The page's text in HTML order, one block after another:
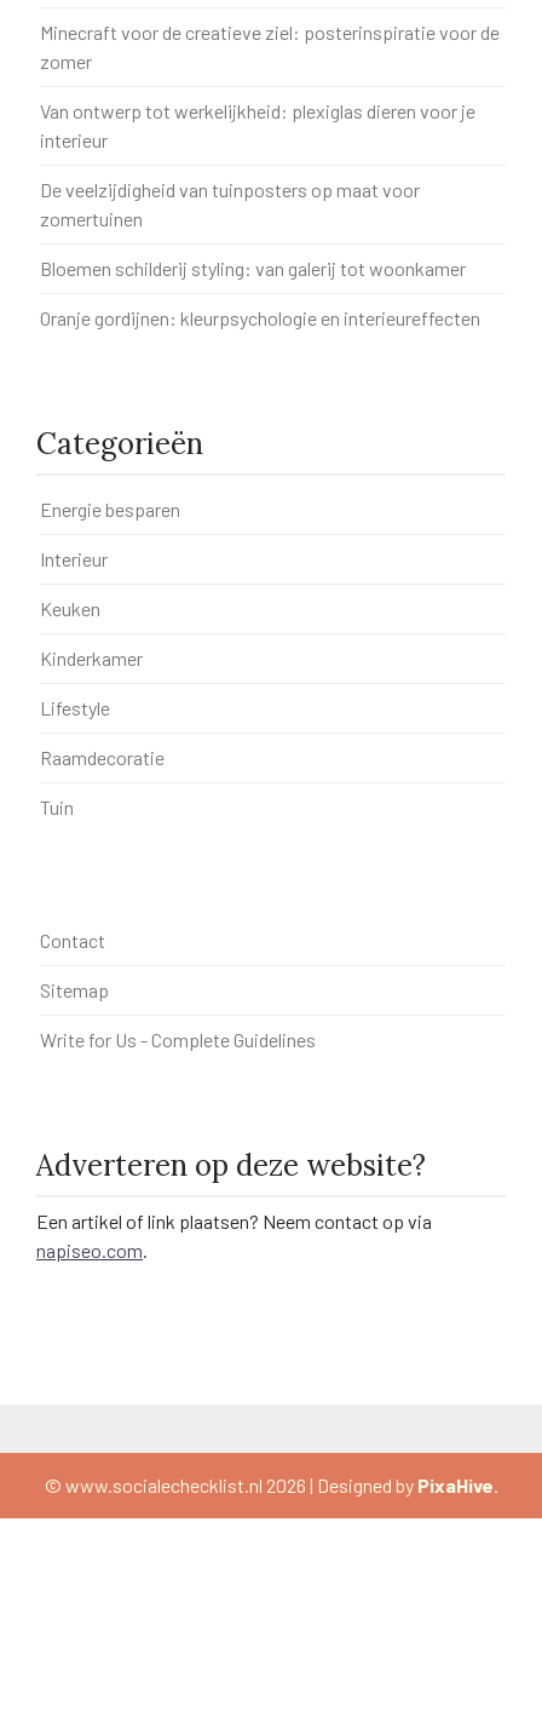
Minecraft voor de creatieve ziel: posterinspiratie voor de
zomer
Van ontwerp tot werkelijkheid: plexiglas dieren voor je
interieur
De veelzijdigheid van tuinposters op maat voor
zomertuinen
Bloemen schilderij styling: van galerij tot woonkamer
Oranje gordijnen: kleurpsychologie en interieureffecten
Categorieën
Energie besparen
Interieur
Keuken
Kinderkamer
Lifestyle
Raamdecoratie
Tuin
Contact
Sitemap
Write for Us - Complete Guidelines
Adverteren op deze website?
Een artikel of link plaatsen? Neem contact op via
napiseo.com.
© www.socialechecklist.nl 2026 | Designed by PixaHive.